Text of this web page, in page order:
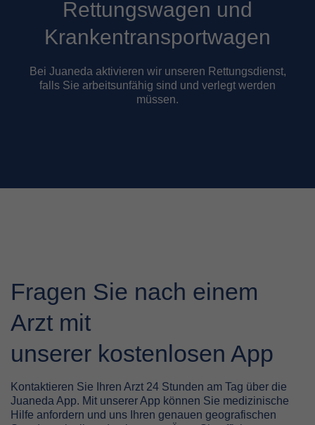
Rettungswagen und
Krankentransportwagen
Bei Juaneda aktivieren wir unseren Rettungsdienst,
falls Sie arbeitsunfähig sind und verlegt werden
müssen.
Fragen Sie nach einem
Arzt mit
unserer kostenlosen App
Kontaktieren Sie Ihren Arzt 24 Stunden am Tag über die
Juaneda App. Mit unserer App können Sie medizinische
Hilfe anfordern und uns Ihren genauen geografischen